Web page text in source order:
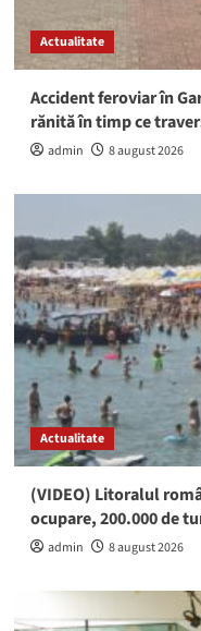
Actualitate
Accident feroviar în
rănită în timp ce
admin 8 august 2026
Actualitate
(VIDEO) Litoralul
ocupare, 200.000 de
admin 8 august 2026